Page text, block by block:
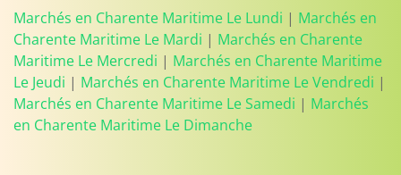
Marchés en Charente Maritime Le Lundi | Marchés en
Charente Maritime Le Mardi | Marchés en Charente
Maritime Le Mercredi | Marchés en Charente Maritime
Le Jeudi | Marchés en Charente Maritime Le Vendredi |
Marchés en Charente Maritime Le Samedi | Marchés
en Charente Maritime Le Dimanche